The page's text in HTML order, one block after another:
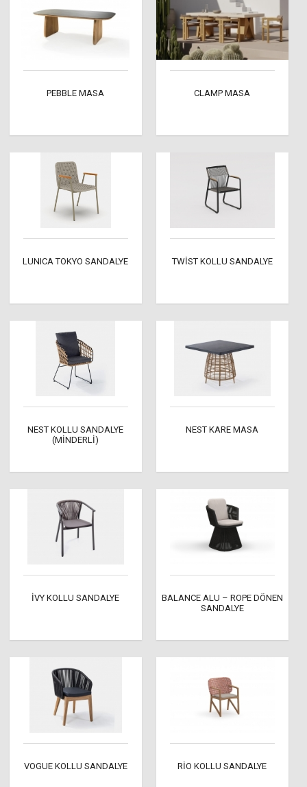
PEBBLE MASA CLAMP MASA
LUNICA TOKYO SANDALYE TWİST KOLLU SANDALYE
NEST KOLLU SANDALYE
(MİNDERLİ)
NEST KARE MASA
İVY KOLLU SANDALYE
BALANCE ALU – ROPE DÖNEN
SANDALYE
VOGUE KOLLU SANDALYE RİO KOLLU SANDALYE